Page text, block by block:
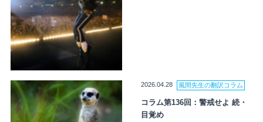
2026.04.28 風間先生の翻訳コラム
コラム第136回：警戒せよ 続・
目覚め